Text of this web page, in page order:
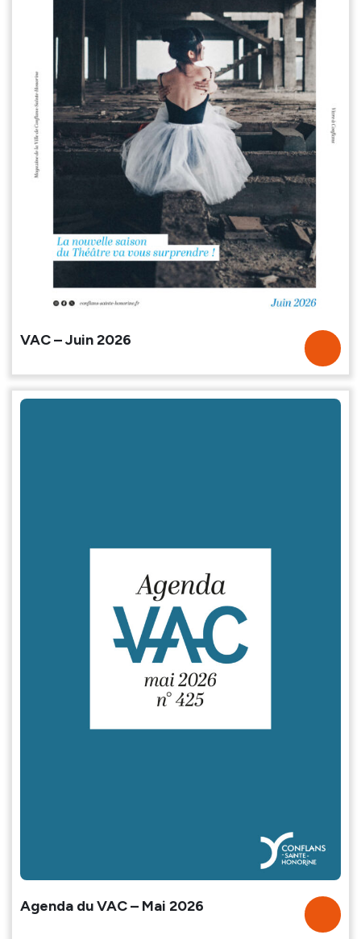
VAC – Juin 2026
Agenda du VAC – Mai 2026